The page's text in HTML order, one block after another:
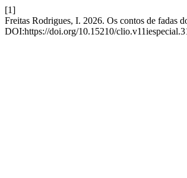
[1]
Freitas Rodrigues, I. 2026. Os contos de fadas
DOI:https://doi.org/10.15210/